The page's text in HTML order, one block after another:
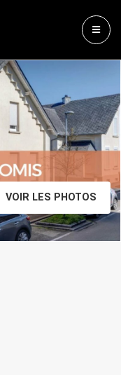
VOIR LES PHOTOS